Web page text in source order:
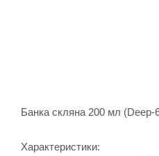
Банка скляна 200 мл (Deep-
Характеристики: